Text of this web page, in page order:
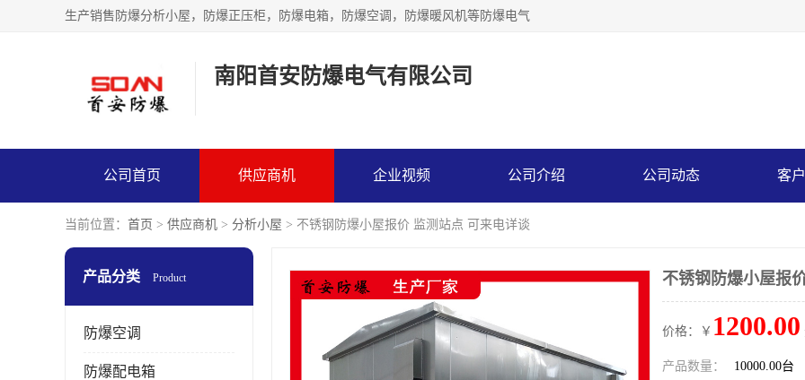
生产销售防爆分析小屋，防爆正压柜，防爆电箱，防爆空调，防爆暖风机等防爆电气
南阳首安防爆电气有限公司
公司首页 供应商机 企业视频 公司介绍 公司动态 客
当前位置： 首页 > 供应商机 > 分析小屋 > 不锈钢防爆小屋报价 监测站点 可来电详谈
产品分类 Product
防爆空调
防爆配电箱
不锈钢防爆小屋报
价格：￥ 1200.00
产品数量： 10000.00台